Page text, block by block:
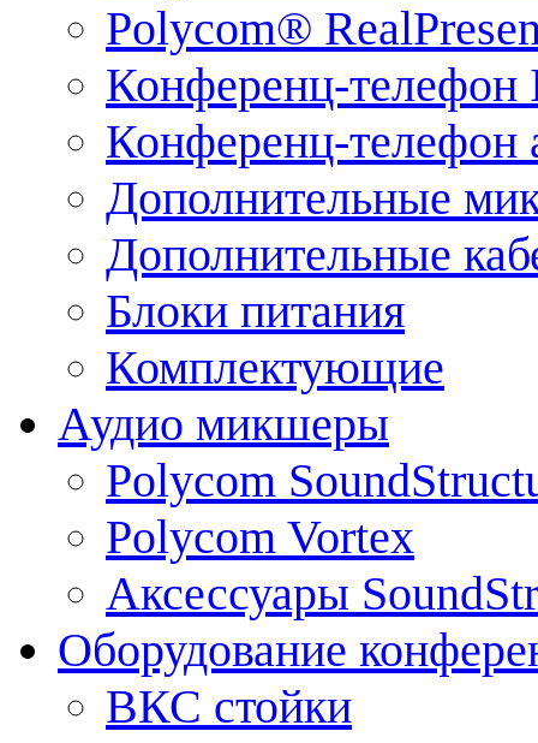
Polycom®
Конференц-телефон
Конференц-телефон
Дополнительные
Дополнительные
Блоки питания
Комплектующие
Аудио микшеры
Polycom
Polycom Vortex
Аксессуары
Оборудование
ВКС стойки